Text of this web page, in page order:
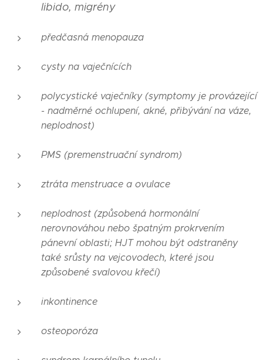
libido, migrény
předčasná menopauza
cysty na vaječnících
polycystické vaječníky (symptomy je provázející
- nadměrné ochlupení, akné, přibývání na váze,
neplodnost)
PMS (premenstruační syndrom)
ztráta menstruace a ovulace
neplodnost (způsobená hormonální
nerovnováhou nebo špatným prokrvením
pánevní oblasti; HJT mohou být odstraněny
také srůsty na vejcovodech, které jsou
způsobené svalovou křečí)
inkontinence
osteoporóza